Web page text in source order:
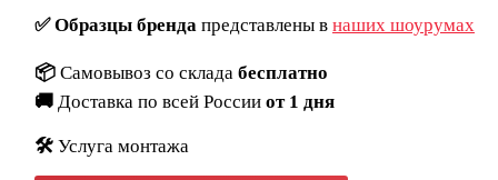
✅Образцы брендапредставлены в наших шоурумах
📦 Самовывоз со склада бесплатно
🚚 Доставка по всей России от 1 дня
🛠️ Услуга монтажа